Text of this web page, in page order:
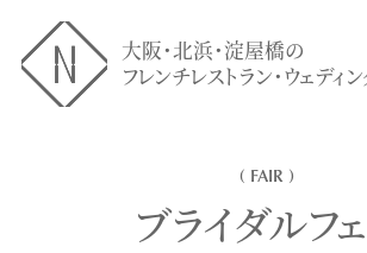
大阪・北浜・淀屋橋の
フレンチレストラン・ウェディ
( FAIR )
ブライダルフ